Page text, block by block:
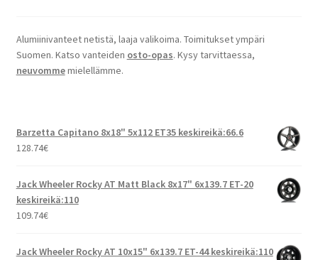
Alumiinivanteet netistä, laaja valikoima. Toimitukset ympäri
Suomen. Katso vanteiden osto-opas. Kysy tarvittaessa,
neuvommemielellämme.
Barzetta Capitano 8x18" 5x112 ET35 keskireikä:66.6
128.74€
Jack Wheeler Rocky AT Matt Black 8x17" 6x139.7 ET-20
keskireikä:110
109.74€
Jack Wheeler Rocky AT 10x15" 6x139.7 ET-44 keskireikä:110